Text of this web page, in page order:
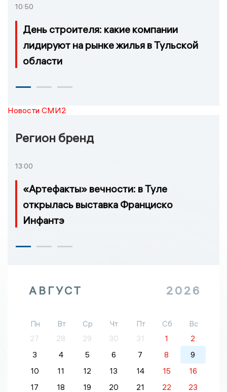
10:50
День строителя: какие компании
лидируют на рынке жилья в Тульской
области
Новости СМИ2
Регион бренд
13:00
«Артефакты» вечности: в Туле
открылась выставка Франциско
Инфантэ
АВГУСТ 2026
Пн Вт Ср Чт Пт Сб
Вс
27
28 29 30 31 1
2
3
4 5 6 7 8
9
10
11 12 13 14 15
16
17
18 19 20 21 22
23